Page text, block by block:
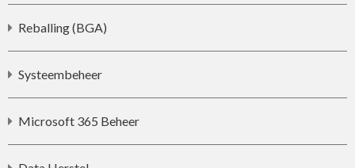
Reballing (BGA)
Systeembeheer
Microsoft 365 Beheer